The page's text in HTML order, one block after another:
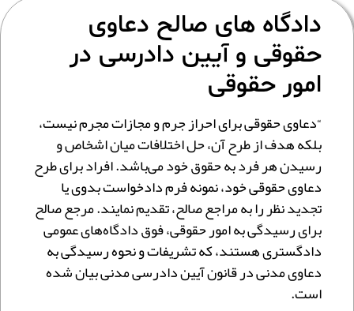
دادگاه های صالح دعاوی
حقوقی و آیین دادرسی در
امور حقوقی
“دعاوی حقوقی برای احراز جرم و مجازات مجرم نیست،
بلکه هدف از طرح آن، حل اختلافات میان اشخاص و
رسیدن هر فرد به حقوق خود می‌باشد. افراد برای طرح
دعاوی حقوقی خود، نمونه فرم دادخواست بدوی یا
تجدید نظر را به مراجع صالح، تقدیم نمایند. مرجع صالح
برای رسیدگی به امور حقوقی، فوق دادگاه‌های عمومی
دادگستری هستند، که تشریفات و نحوه رسیدگی به
دعاوی مدنی در قانون آیین دادرسی مدنی بیان شده
است.